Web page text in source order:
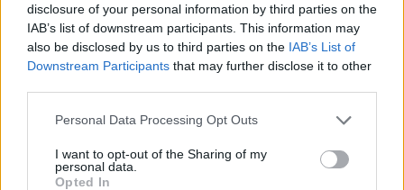
disclosure of your personal information by third parties on the
IAB’s list of downstream participants. This information may
also be disclosed by us to third parties on the IAB’s List of
Downstream Participants that may further disclose it to other
Personal Data Processing Opt Outs
I want to opt-out of the Sharing of my
personal data.
Opted In